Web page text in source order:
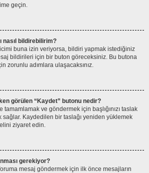
geçin.
nasıl bildirebilirim?
buna izin veriyorsa, bildiri yapmak istediğiniz
bildirileri için bir buton göreceksiniz. Bu butona
zorunlu adımlara ulaşacaksınız.
görülen “Kaydet” butonu nedir?
tamamlamak ve göndermek için başlığınızı taslak
Kaydedilen bir taslağı yeniden yüklemek
ziyaret edin.
gerekiyor?
mesaj göndermek için ilk önce mesajların